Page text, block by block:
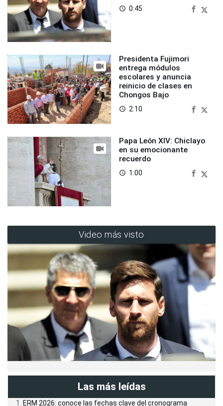
access_time 0:45
Presidenta Fujimori
entrega módulos
escolares y anuncia
reinicio de clases en
Chongos Bajo
access_time 2:10
Papa León XIV: Chiclayo
en su emocionante
recuerdo
access_time 1:00
Video más visto
Las más leídas
ERM 2026: conoce las fechas clave del cronograma